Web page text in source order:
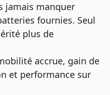
jamais manquer
fournies. Seul
plus de
accrue, gain de
et performance sur